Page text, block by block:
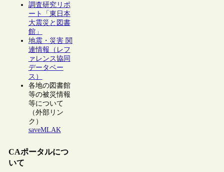
調査研究リポ
ート「東日本
大震災と図書
館」
地震・災害 関
連情報（レフ
ァレンス協同
データベー
ス）
各地の図書館
等の被災情報
等について
（外部リン
ク）
saveMLAK
CAポータルにつ
いて